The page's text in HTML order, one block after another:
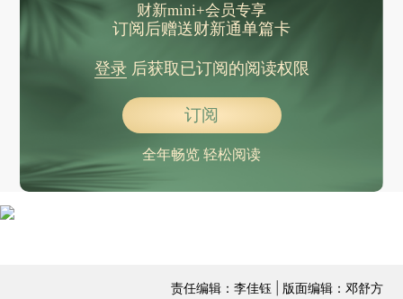
财新mini+会员专享
订阅后赠送财新通单篇卡
登录后获取已订阅的阅读权限
订阅
全年畅览 轻松阅读
责任编辑：李佳钰 | 版面编辑：邓舒方